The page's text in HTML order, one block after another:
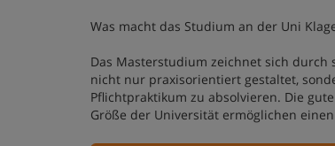
Was macht das Studium an der Uni
Das Masterstudium zeichnet sich durch
nicht nur praxisorientiert gestaltet,
Pflichtpraktikum zu absolvieren. Die
Größe der Universität ermöglichen